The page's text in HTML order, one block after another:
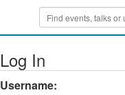
Log In
Username: